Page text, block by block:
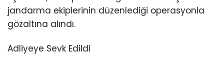
jandarma ekiplerinin düzenlediği operasyonla
gözaltına alındı.
Adliyeye Sevk Edildi